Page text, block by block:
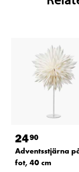
2490
Adventsstjärna
fot, 40 cm